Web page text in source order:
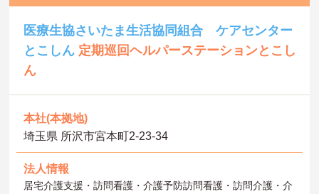
医療生協さいたま生活協同組合 ケアセンター
とこしん 定期巡回ヘルパーステーションとこし
ん
本社(本拠地)
埼玉県 所沢市宮本町2-23-34
法人情報
居宅介護支援・訪問看護・介護予防訪問看護・訪問介護・介